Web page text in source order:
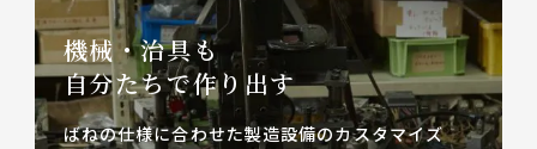
機械・治具も
自分たちで作り出す
ばねの仕様に合わせた製造設備のカスタマイズ